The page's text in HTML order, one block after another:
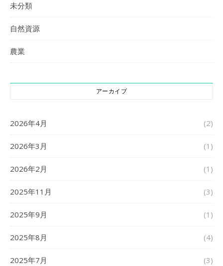
未分類
自然資源
農業
アーカイブ
2026年4月 (2)
2026年3月 (1)
2026年2月 (1)
2025年11月 (3)
2025年9月 (1)
2025年8月 (4)
2025年7月 (3)